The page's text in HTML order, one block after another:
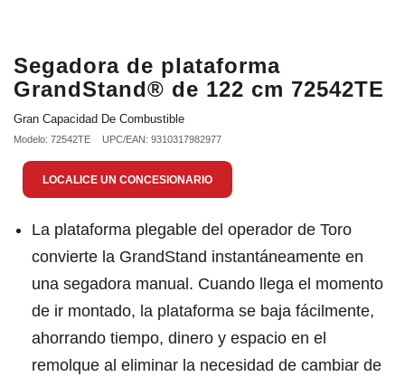
Segadora de plataforma
GrandStand® de 122 cm 72542TE
Gran Capacidad De Combustible
Modelo: 72542TE UPC/EAN: 9310317982977
LOCALICE UN CONCESIONARIO
La plataforma plegable del operador de Toro
convierte la GrandStand instantáneamente en
una segadora manual. Cuando llega el momento
de ir montado, la plataforma se baja fácilmente,
ahorrando tiempo, dinero y espacio en el
remolque al eliminar la necesidad de cambiar de